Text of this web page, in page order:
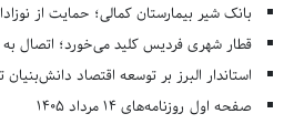
بانک شیر بیمارستان کمالی؛ حمایت از
قطار شهری فردیس کلید می‌خورد؛ اتصال
استاندار البرز بر توسعه اقتصاد دانش‌بنیان
صفحه اول روزنامه‌های 14 مرداد 1405